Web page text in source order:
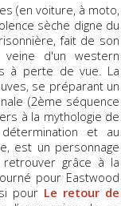
(en voiture, à moto,
sèche digne du
fait de son
d'un western
à perte de vue. La
se préparant un
(2ème séquence
à la mythologie de
et au
est un personnage
grâce à la
pour Eastwood
pour Le retour de